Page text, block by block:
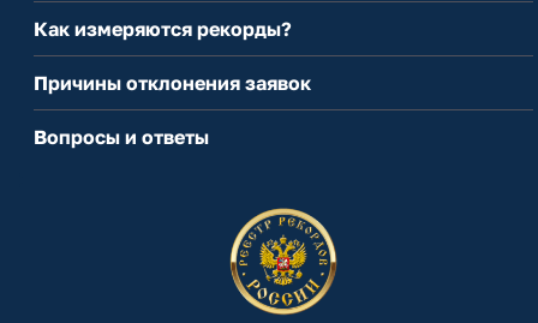
Как измеряются рекорды?
Причины отклонения заявок
Вопросы и ответы